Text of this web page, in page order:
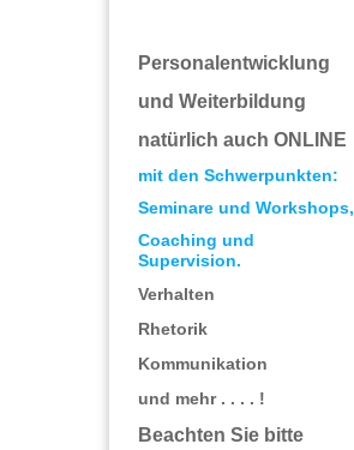
Personalentwicklung
und Weiterbildung
natürlich auch ONLINE
mit den Schwerpunkten:
Seminare und Workshops,
Coaching und
Supervision.
Verhalten
Rhetorik
Kommunikation
und mehr . . . . !
Beachten Sie bitte